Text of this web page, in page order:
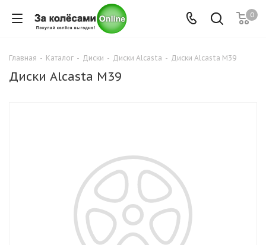
0
Главная - Каталог - Диски - Диски Alcasta - Диски Alcasta M39
Диски Alcasta M39